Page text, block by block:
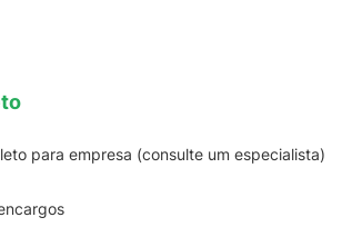
para empresa (consulte um especialista)